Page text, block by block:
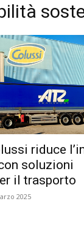
riduce
soluzioni
il trasporto
2025